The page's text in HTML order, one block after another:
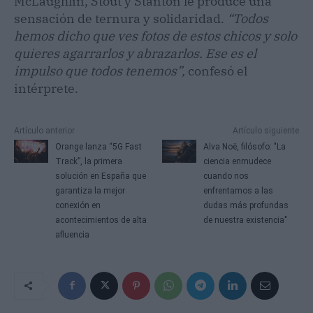
sensación de ternura y solidaridad. “Todos
hemos dicho que ves fotos de estos chicos y solo
quieres agarrarlos y abrazarlos. Ese es el
impulso que todos tenemos”, confesó el
intérprete.
Artículo anterior
Orange lanza “5G Fast
Track”, la primera
solución en España que
garantiza la mejor
conexión en
acontecimientos de alta
afluencia
Artículo siguiente
Alva Noë, filósofo: "La
ciencia enmudece
cuando nos
enfrentamos a las
dudas más profundas
de nuestra existencia"